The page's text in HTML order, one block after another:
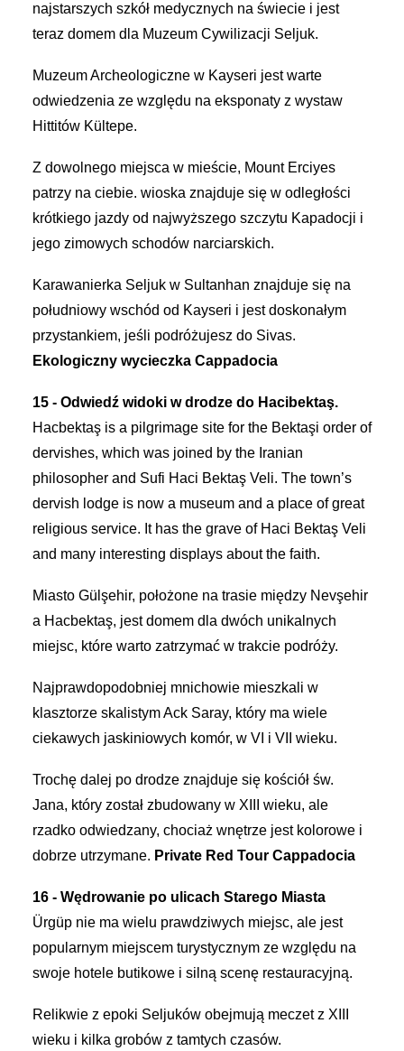
najstarszych szkół medycznych na świecie i jest
teraz domem dla Muzeum Cywilizacji Seljuk.
Muzeum Archeologiczne w Kayseri jest warte
odwiedzenia ze względu na eksponaty z wystaw
Hittitów Kültepe.
Z dowolnego miejsca w mieście, Mount Erciyes
patrzy na ciebie. wioska znajduje się w odległości
krótkiego jazdy od najwyższego szczytu Kapadocji i
jego zimowych schodów narciarskich.
Karawanierka Seljuk w Sultanhan znajduje się na
południowy wschód od Kayseri i jest doskonałym
przystankiem, jeśli podróżujesz do Sivas.
Ekologiczny wycieczka Cappadocia
15 - Odwiedź widoki w drodze do Hacibektaş.
Hacbektaş is a pilgrimage site for the Bektaşi order of
dervishes, which was joined by the Iranian
philosopher and Sufi Haci Bektaş Veli. The town’s
dervish lodge is now a museum and a place of great
religious service. It has the grave of Haci Bektaş Veli
and many interesting displays about the faith.
Miasto Gülşehir, położone na trasie między Nevşehir
a Hacbektaş, jest domem dla dwóch unikalnych
miejsc, które warto zatrzymać w trakcie podróży.
Najprawdopodobniej mnichowie mieszkali w
klasztorze skalistym Ack Saray, który ma wiele
ciekawych jaskiniowych komór, w VI i VII wieku.
Trochę dalej po drodze znajduje się kościół św.
Jana, który został zbudowany w XIII wieku, ale
rzadko odwiedzany, chociaż wnętrze jest kolorowe i
dobrze utrzymane. Private Red Tour Cappadocia
16 - Wędrowanie po ulicach Starego Miasta
Ürgüp nie ma wielu prawdziwych miejsc, ale jest
popularnym miejscem turystycznym ze względu na
swoje hotele butikowe i silną scenę restauracyjną.
Relikwie z epoki Seljuków obejmują meczet z XIII
wieku i kilka grobów z tamtych czasów.